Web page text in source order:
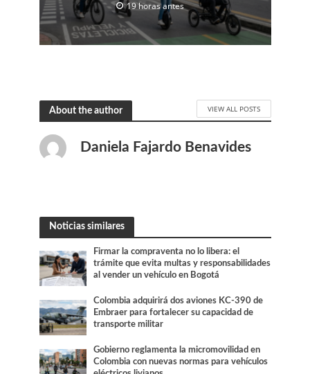
19 horas antes
About the author VIEW ALL POSTS
Daniela Fajardo Benavides
Noticias similares
Firmar la compraventa no lo libera: el
trámite que evita multas y responsabilidades
al vender un vehículo en Bogotá
Colombia adquirirá dos aviones KC-390 de
Embraer para fortalecer su capacidad de
transporte militar
Gobierno reglamenta la micromovilidad en
Colombia con nuevas normas para vehículos